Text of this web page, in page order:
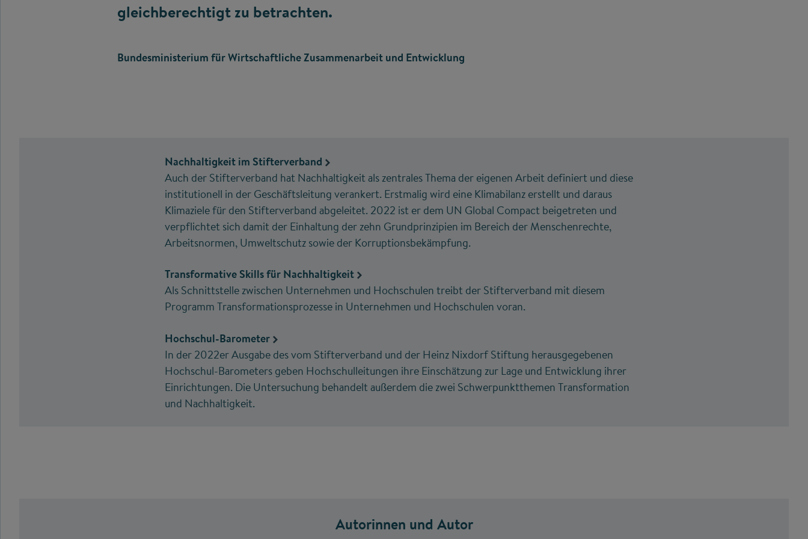
gleichberechtigt zu betrachten.
Bundesministerium für Wirtschaftliche Zusammenarbeit und Entwicklung
Nachhaltigkeit im Stifterverband
Auch der Stifterverband hat Nachhaltigkeit als zentrales Thema der eigenen Arbeit definiert und diese
institutionell in der Geschäftsleitung verankert. Erstmalig wird eine Klimabilanz erstellt und daraus
Klimaziele für den Stifterverband abgeleitet. 2022 ist er dem UN Global Compact beigetreten und
verpflichtet sich damit der Einhaltung der zehn Grundprinzipien im Bereich der Menschenrechte,
Arbeitsnormen, Umweltschutz sowie der Korruptionsbekämpfung.
Transformative Skills für Nachhaltigkeit
Als Schnittstelle zwischen Unternehmen und Hochschulen treibt der Stifterverband mit diesem
Programm Transformationsprozesse in Unternehmen und Hochschulen voran.
Hochschul-Barometer
In der 2022er Ausgabe des vom Stifterverband und der Heinz Nixdorf Stiftung herausgegebenen
Hochschul-Barometers geben Hochschulleitungen ihre Einschätzung zur Lage und Entwicklung ihrer
Einrichtungen. Die Untersuchung behandelt außerdem die zwei Schwerpunktthemen Transformation
und Nachhaltigkeit.
Autorinnen und Autor